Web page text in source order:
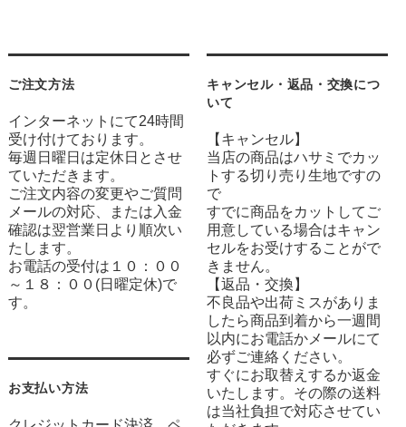
ご注文方法
インターネットにて24時間
受け付けております。
毎週日曜日は定休日とさせ
ていただきます。
ご注文内容の変更やご質問
メールの対応、または入金
確認は翌営業日より順次い
たします。
お電話の受付は１０：００
～１８：００(日曜定休)で
す。
お支払い方法
キャンセル・返品・交換につ
いて
【キャンセル】
当店の商品はハサミでカッ
トする切り売り生地ですの
で
すでに商品をカットしてご
用意している場合はキャン
セルをお受けすることがで
きません。
【返品・交換】
不良品や出荷ミスがありま
したら商品到着から一週間
以内にお電話かメールにて
必ずご連絡ください。
すぐにお取替えするか返金
いたします。その際の送料
は当社負担で対応させてい